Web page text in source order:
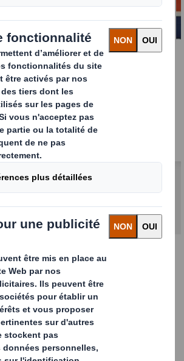
transport
pour tous les produits
Disponible imprimé ou non,
quantités, pour
besoins.
sur le remplacement du plastique,
d'approvisionnement et le
nous veillons à ce que vos
respectent les normes
les consommateurs